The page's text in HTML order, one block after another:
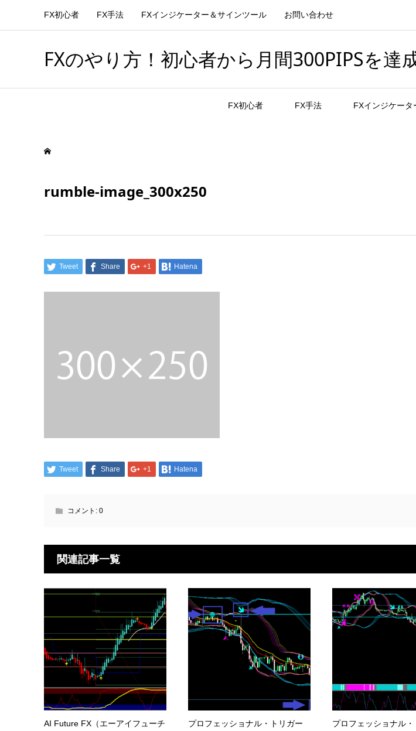
FX初心者 FX手法 FXインジケーター＆サインツール お問い合わせ
FXのやり方！初心者から月間300PIPSを達
FX初心者 FX手法 FXインジケー
rumble-image_300x250
Tweet Share +1 Hatena
Tweet Share +1 Hatena
コメント: 0
関連記事一覧
AI Future FX（エーアイフューチ
プロフェッショナル・トリガー
プロフェッショナル